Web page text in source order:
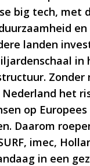
big tech, met
landen
in
Zonder
het
op
Daarom
imec,
in een